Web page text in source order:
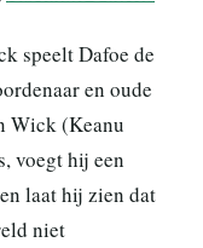
speelt Dafoe de
en oude
Wick (Keanu
voegt hij een
laat hij zien dat
niet